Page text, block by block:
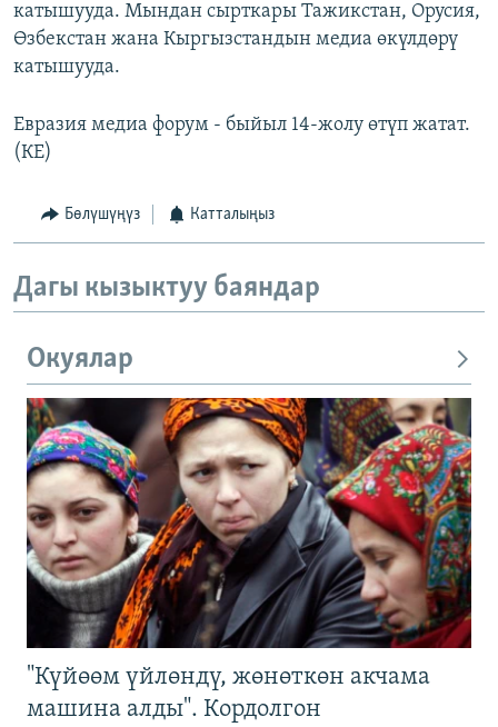
катышууда. Мындан сырткары Тажикстан, Орусия,
Өзбекстан жана Кыргызстандын медиа өкүлдөрү
катышууда.
Евразия медиа форум - быйыл 14-жолу өтүп жатат.
(КЕ)
Бөлүшүңүз Катталыңыз
Дагы кызыктуу баяндар
Окуялар
"Күйөөм үйлөндү, жөнөткөн акчама
машина алды". Кордолгон